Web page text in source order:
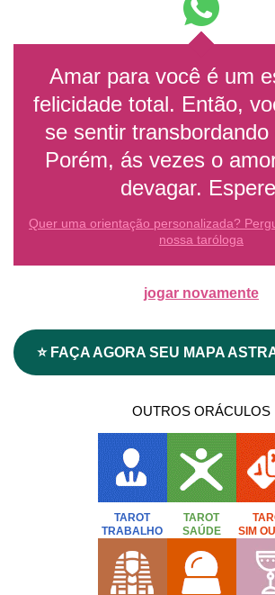
Amar para você é um
felicidade total. Então,
se sentir transbordando
Porém, ás vezes o
devagar.
Quer uma orientação personalizada?
nossa taróloga
jogar novamente
⭐ FAÇA AGORA SEU MAPA
OUTROS ORÁCULOS
TAROT
TRABALHO
TAROT
SAÚDE
SIM